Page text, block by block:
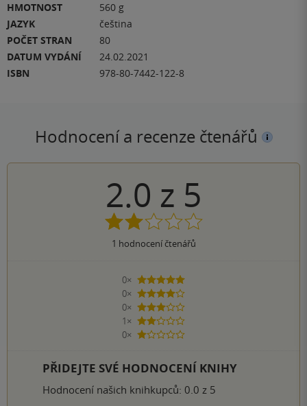
HMOTNOST
560 g
JAZYK
čeština
POČET STRAN
80
DATUM VYDÁNÍ
24.02.2021
ISBN
978-80-7442-122-8
Hodnocení a recenze čtenářů
2.0 z 5
1 hodnocení čtenářů
0×
5 hvězdiček
0×
4 hvězdičky
0×
3 hvězdičky
1×
2 hvězdičky
0×
1 hvezdička
PŘIDEJTE SVÉ HODNOCENÍ KNIHY
Hodnocení našich knihkupců: 0.0 z 5